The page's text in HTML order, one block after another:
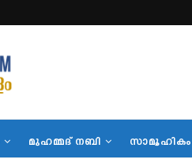
മുഹമ്മദ് നബി സാമൂഹികം